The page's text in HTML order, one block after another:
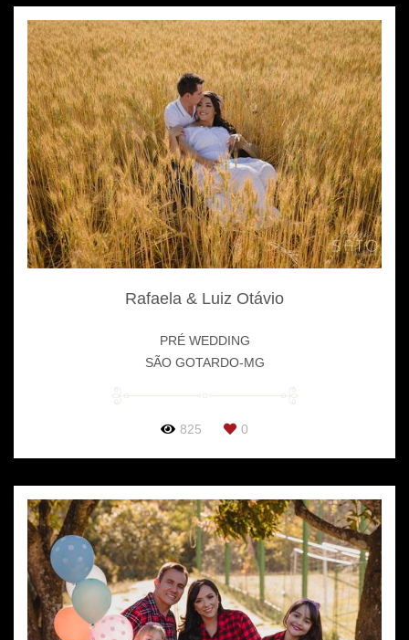
Rafaela & Luiz Otávio
PRÉ WEDDING
SÃO GOTARDO-MG
825 0